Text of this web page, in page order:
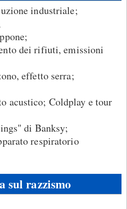
industriale;
dei rifiuti, emissioni
effetto serra;
acustico; Coldplay e tour
di Banksy;
respiratorio
sul razzismo